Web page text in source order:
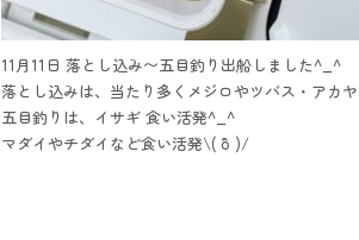
11月11日 落とし込み〜五目釣り出船しました^_^
落とし込みは、当たり多くメジロやツバス・アカ
五目釣りは、イサギ 食い活発^_^
マダイやチダイなど食い活発\( ˆoˆ )/